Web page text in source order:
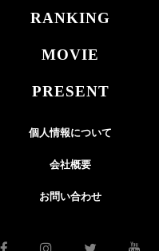
RANKING
MOVIE
PRESENT
個人情報について
会社概要
お問い合わせ